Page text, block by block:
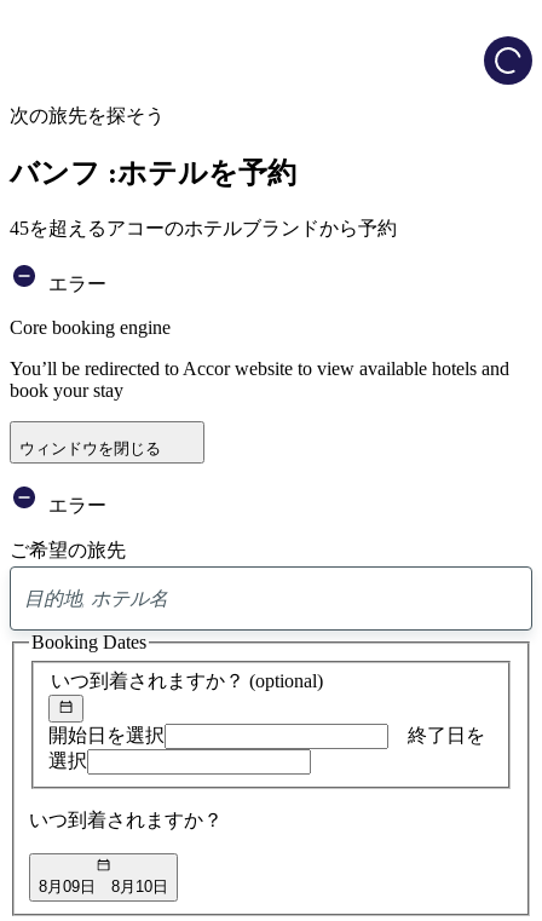
次の旅先を探そう
バンフ :ホテルを予約
45を超えるアコーのホテルブランドから予約
エラー
Core booking engine
You’ll be redirected to Accor website to view available hotels and
book your stay
ウィンドウを閉じる
エラー
ご希望の旅先
ア
ド
バ
イ
検
索
いつ到着されますか？ (optional)
開始日を選択
終了日を
選択
いつ到着されますか？
8月09日 8月10日
Booking Dates